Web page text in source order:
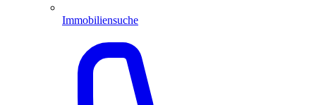
Immobiliensuche